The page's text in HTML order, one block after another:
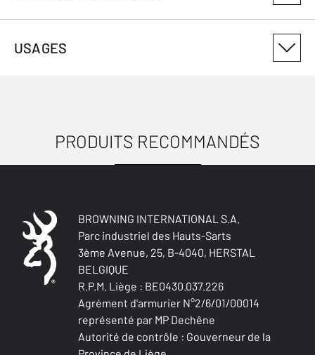
3019224401
ÉTANCHE EAU
ISOLATION THERMIQUE
Non
RÉSITANT À L'EAU
USAGES
USAGES
PRODUITS RECOMMANDÉS
BROWNING INTERNATIONAL S.A.
Parc industriel des Hauts-Sarts
3ème Avenue, 25, B-4040, HERSTAL
BELGIQUE
R.P.M. Liège : BE0430.037.226
Agrément d'armurier N°2/6/01/00014
représenté par MP Dechêne
Autorité de contrôle : Gouverneur de la